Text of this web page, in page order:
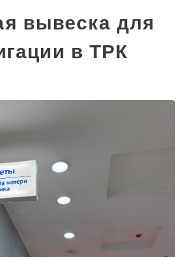
вывеска для
в ТРК